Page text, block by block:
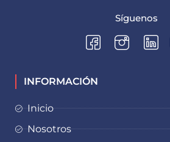
Síguenos
INFORMACIÓN
Inicio
Nosotros